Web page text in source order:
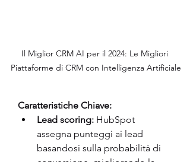
Il Miglior CRM AI per il 2024: Le Migliori
Piattaforme di CRM con Intelligenza Artificiale
Caratteristiche Chiave:
Lead scoring: HubSpot
assegna punteggi ai lead
basandosi sulla probabilità di